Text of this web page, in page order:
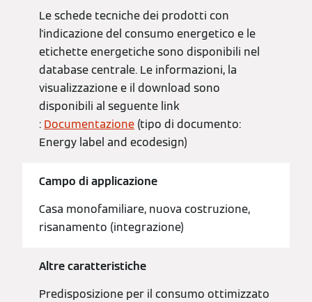
Le schede tecniche dei prodotti con
l'indicazione del consumo energetico e le
etichette energetiche sono disponibili nel
database centrale. Le informazioni, la
visualizzazione e il download sono
disponibili al seguente link
: Documentazione (tipo di documento:
Energy label and ecodesign)
Campo di applicazione
Casa monofamiliare, nuova costruzione,
risanamento (integrazione)
Altre caratteristiche
Predisposizione per il consumo ottimizzato